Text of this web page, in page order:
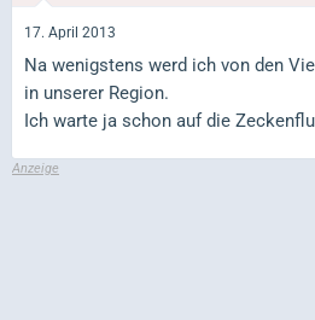
17. April 2013
Na wenigstens werd ich von den
in unserer Region.
Ich warte ja schon auf die